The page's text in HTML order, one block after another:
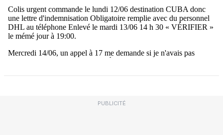
PUBLICITÉ